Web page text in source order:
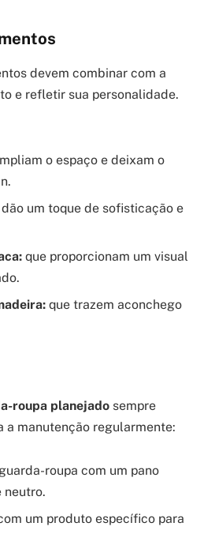
devem combinar com a
e refletir sua personalidade.
o espaço e deixam o
um toque de sofisticação e
que proporcionam um visual
que trazem aconchego
roupa planejado sempre
a manutenção regularmente:
roupa com um pano
neutro.
um produto específico para